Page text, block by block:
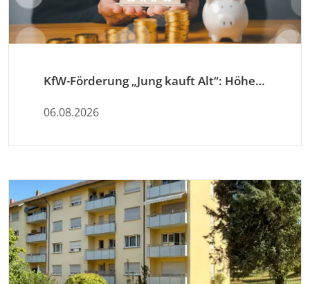
KfW-Förderung „Jung kauft Alt“: Höhere Kredite ab August 2026
06.08.2026